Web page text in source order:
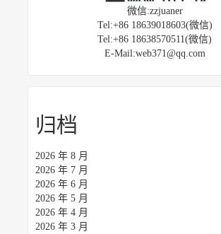
微信:zzjuaner
Tel:+86 18639018603(微信)
Tel:+86 18638570511(微信)
E-Mail:web371@qq.com
归档
2026 年 8 月
2026 年 7 月
2026 年 6 月
2026 年 5 月
2026 年 4 月
2026 年 3 月